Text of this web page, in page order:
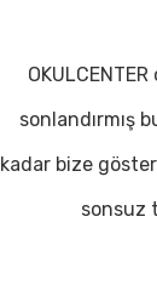
sonlandırmış
kadar bize
sonsuz